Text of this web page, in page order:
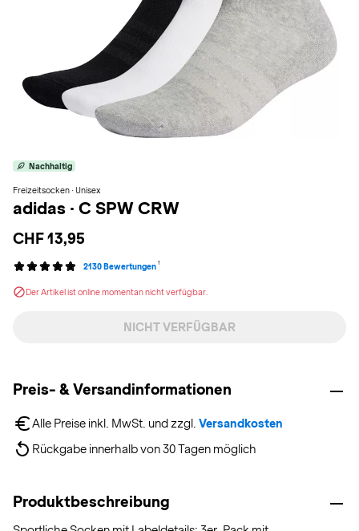
Nachhaltig
Freizeitsocken · Unisex
adidas · C SPW CRW
CHF 13,95
2130 Bewertungen 1
Der Artikel ist online momentan nicht verfügbar.
NICHT VERFÜGBAR
Preis- & Versandinformationen
Alle Preise inkl. MwSt. und zzgl. Versandkosten
Rückgabe innerhalb von 30 Tagen möglich
Produktbeschreibung